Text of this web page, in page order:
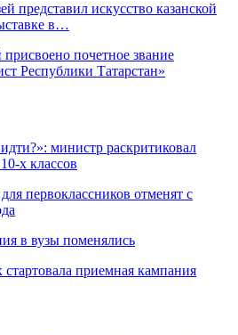
представил искусство казанской
в…
почетное звание
Республики Татарстан»
министр раскритиковал
х классов
первоклассников отменят с
в вузы поменялись
стартовала приемная кампания